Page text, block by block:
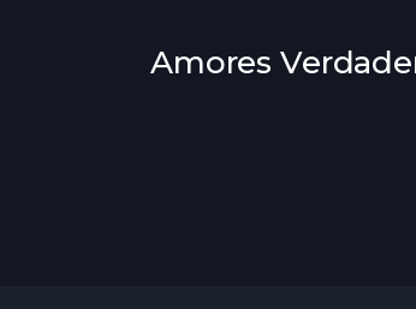
Amores